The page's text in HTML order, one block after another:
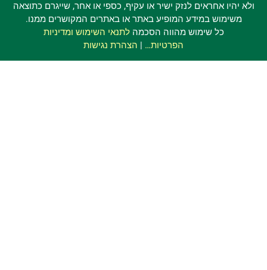
יהיו אחראים לנזק ישיר או עקיף, כספי או אחר, שייגרם כתוצאה
משימוש במידע המופיע באתר או באתרים המקושרים ממנו.
כל שימוש מהווה הסכמה לתנאי השימוש ומדיניות
הפרטיות… | הצהרת נגישות